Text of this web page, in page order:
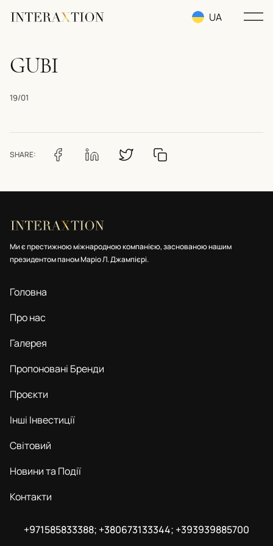
UA
GUBI
19/01
SHARE:
Ми є престижною міжнародною компанією, заснованою нашим
президентом паном Маріо Л. Джампієрі.
Головна
Про нас
Галерея
Пропоновані Бренди
Проєкти
Інші Інвестиції
Світовий
Новини та Події
Контакти
+971585833388; +380673133344; +393939885700